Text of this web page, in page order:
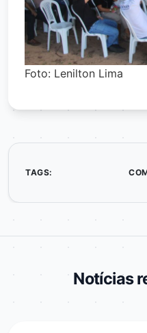
Foto: Lenilton Lima
TAGS:
Notícias